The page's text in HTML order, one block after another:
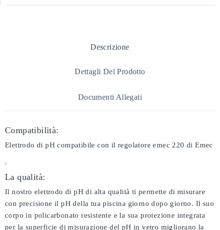
Descrizione
Dettagli Del Prodotto
Documenti Allegati
Compatibilità:
Elettrodo di pH compatibile con il regolatore emec 220 di Emec
.
La qualità:
Il nostro elettrodo di pH di alta qualità ti permette di misurare
con precisione il pH della tua piscina giorno dopo giorno. Il suo
corpo in policarbonato resistente e la sua protezione integrata
per la superficie di misurazione del pH in vetro migliorano la